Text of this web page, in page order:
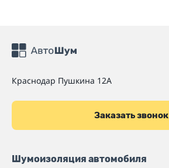
Краснодар Пушкина 12А
Заказать звонок
Шумоизоляция автомобиля